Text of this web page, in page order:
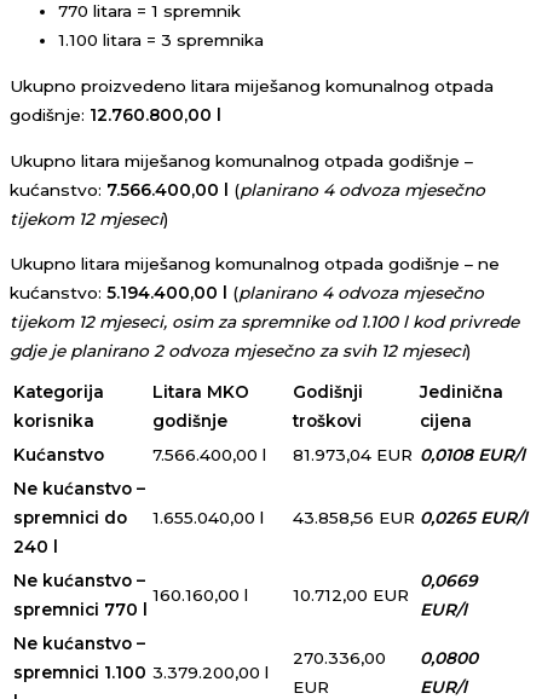
770 litara = 1 spremnik
1.100 litara = 3 spremnika
Ukupno proizvedeno litara miješanog komunalnog otpada
godišnje: 12.760.800,00 l
Ukupno litara miješanog komunalnog otpada godišnje –
kućanstvo: 7.566.400,00 l (planirano 4 odvoza mjesečno
tijekom 12 mjeseci)
Ukupno litara miješanog komunalnog otpada godišnje – ne
kućanstvo: 5.194.400,00 l (planirano 4 odvoza mjesečno
tijekom 12 mjeseci, osim za spremnike od 1.100 l kod privrede
gdje je planirano 2 odvoza mjesečno za svih 12 mjeseci)
Kategorija
korisnika
Litara MKO
godišnje
Godišnji
troškovi
Jedinična
cijena
Kućanstvo
7.566.400,00 l 81.973,04 EUR 0,0108 EUR/l
Ne kućanstvo –
spremnici do
240 l
1.655.040,00 l 43.858,56 EUR 0,0265 EUR/l
Ne kućanstvo –
spremnici 770 l
160.160,00 l 10.712,00 EUR
0,0669
EUR/l
Ne kućanstvo –
spremnici 1.100 3.379.200,00 l
270.336,00
EUR
0,0800
EUR/l